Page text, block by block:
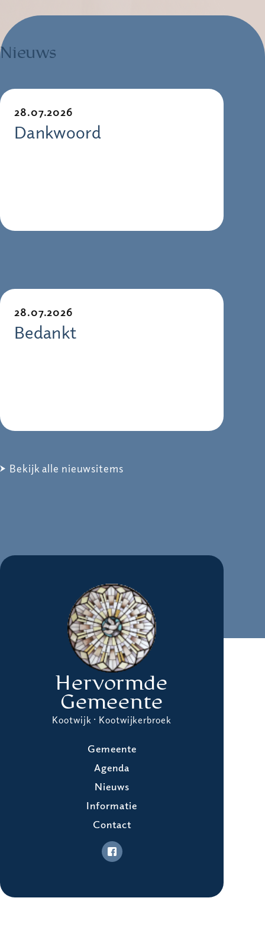
Nieuws
28.07.2026
Dankwoord
28.07.2026
Bedankt
Bekijk alle nieuwsitems
Hervormde
Gemeente
Kootwijk · Kootwijkerbroek
Gemeente
Agenda
Nieuws
Informatie
Contact